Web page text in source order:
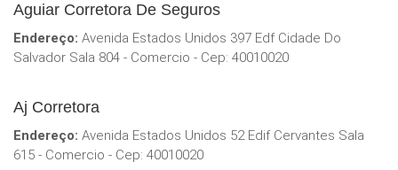
Aguiar Corretora De Seguros
Endereço: Avenida Estados Unidos 397 Edf Cidade Do
Salvador Sala 804 - Comercio - Cep: 40010020
Aj Corretora
Endereço: Avenida Estados Unidos 52 Edif Cervantes Sala
615 - Comercio - Cep: 40010020